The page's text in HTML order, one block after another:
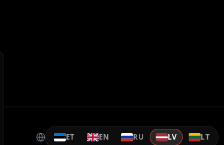
ET EN RU LV LT